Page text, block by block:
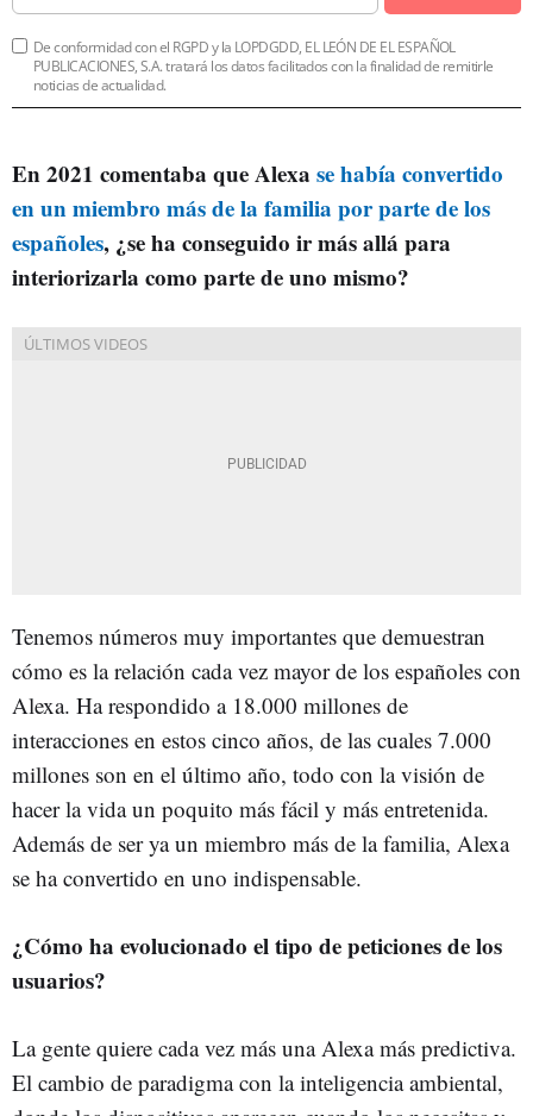
De conformidad con el RGPD y la LOPDGDD, EL LEÓN DE EL ESPAÑOL
PUBLICACIONES, S.A. tratará los datos facilitados con la finalidad de remitirle
noticias de actualidad.
En 2021 comentaba que Alexa se había convertido
en un miembro más de la familia por parte de los
españoles, ¿se ha conseguido ir más allá para
interiorizarla como parte de uno mismo?
Tenemos números muy importantes que demuestran
cómo es la relación cada vez mayor de los españoles con
Alexa. Ha respondido a 18.000 millones de
interacciones en estos cinco años, de las cuales 7.000
millones son en el último año, todo con la visión de
hacer la vida un poquito más fácil y más entretenida.
Además de ser ya un miembro más de la familia, Alexa
se ha convertido en uno indispensable.
¿Cómo ha evolucionado el tipo de peticiones de los
usuarios?
La gente quiere cada vez más una Alexa más predictiva.
El cambio de paradigma con la inteligencia ambiental,